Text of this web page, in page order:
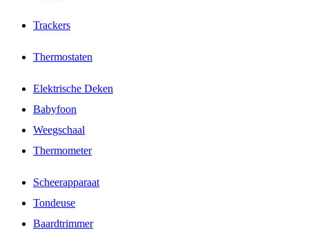
Trackers
Thermostaten
Elektrische Deken
Babyfoon
Weegschaal
Thermometer
Scheerapparaat
Tondeuse
Baardtrimmer